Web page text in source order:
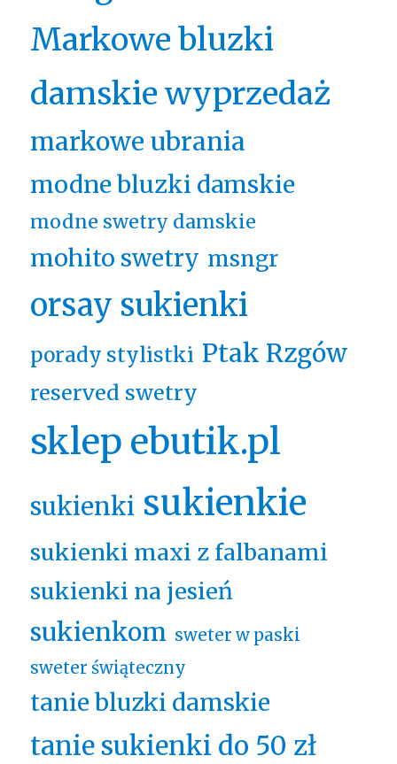
Markowe bluzki
damskie wyprzedaż
markowe ubrania
modne bluzki damskie
modne swetry damskie
mohito swetry msngr
orsay sukienki
porady stylistki Ptak Rzgów
reserved swetry
sklep ebutik.pl
sukienki sukienkie
sukienki maxi z falbanami
sukienki na jesień
sukienkom sweter w paski
sweter świąteczny
tanie bluzki damskie
tanie sukienki do 50 zł